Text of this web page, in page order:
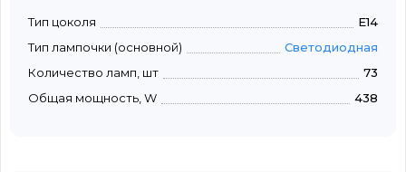
Тип цоколя
E14
Тип лампочки (основной)
Светодиодная
Количество ламп, шт
73
Общая мощность, W
438